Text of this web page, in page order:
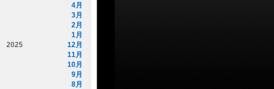
4月
3月
2月
1月
2025
12月
11月
10月
9月
8月